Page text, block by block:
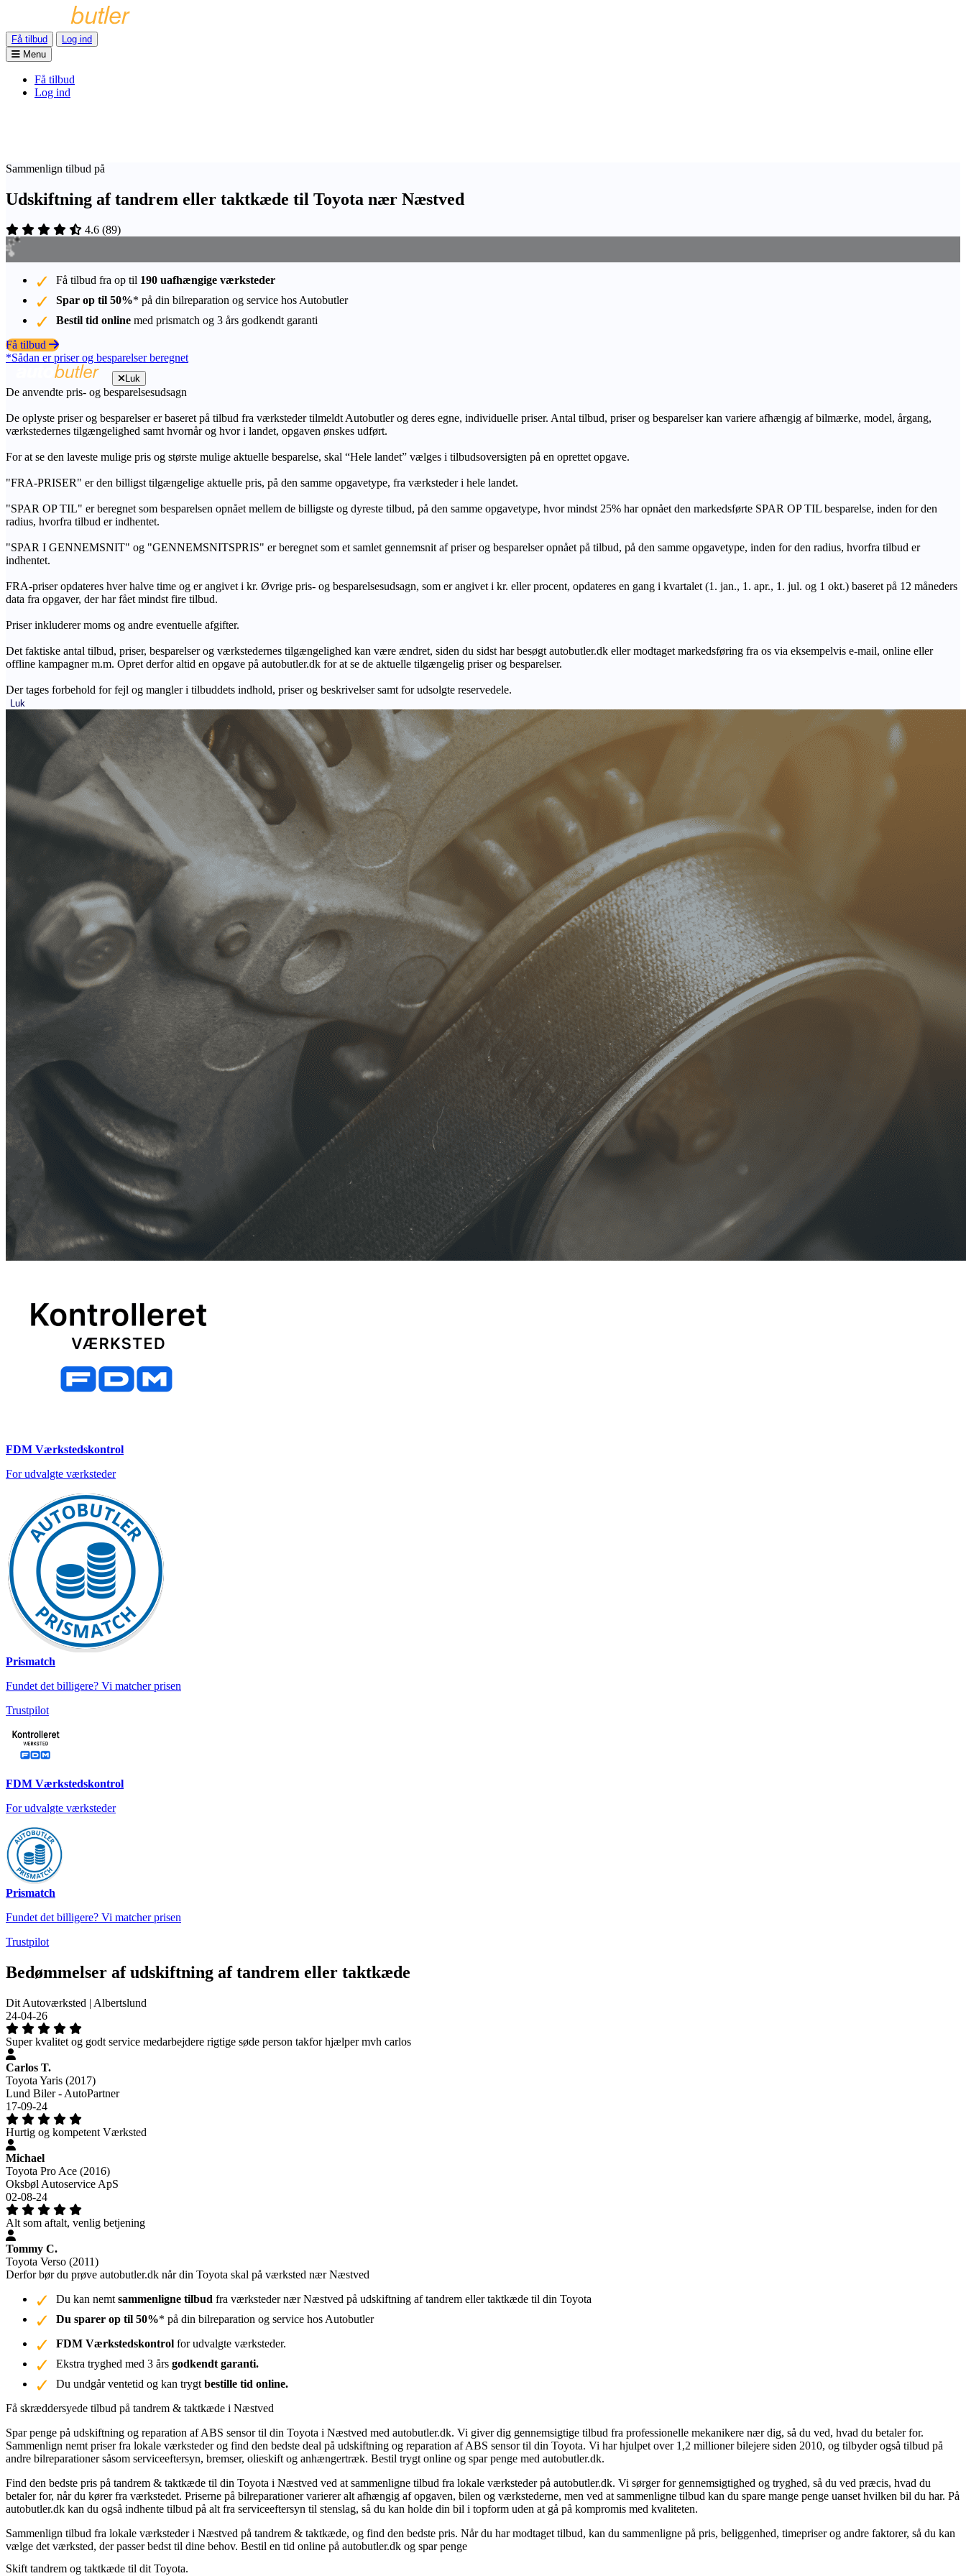
Få tilbud
Log ind
Menu
Få tilbud
Log ind
Sammenlign tilbud på
Udskiftning af tandrem eller taktkæde til Toyota nær Næstved
4.6 (89)
Få tilbud fra op til 190 uafhængige værksteder
Spar op til 50%* på din bilreparation og service hos Autobutler
Bestil tid online med prismatch og 3 års godkendt garanti
Få tilbud
*Sådan er priser og besparelser beregnet
Luk
De anvendte pris- og besparelsesudsagn
De oplyste priser og besparelser er baseret på tilbud fra værksteder tilmeldt Autobutler og deres egne, individuelle priser. Antal tilbud, priser og besparelser kan variere afhængig af bilmærke, model, årgang,
værkstedernes tilgængelighed samt hvornår og hvor i landet, opgaven ønskes udført.
For at se den laveste mulige pris og største mulige aktuelle besparelse, skal “Hele landet” vælges i tilbudsoversigten på en oprettet opgave.
"FRA-PRISER" er den billigst tilgængelige aktuelle pris, på den samme opgavetype, fra værksteder i hele landet.
"SPAR OP TIL" er beregnet som besparelsen opnået mellem de billigste og dyreste tilbud, på den samme opgavetype, hvor mindst 25% har opnået den markedsførte SPAR OP TIL besparelse, inden for den
radius, hvorfra tilbud er indhentet.
"SPAR I GENNEMSNIT" og "GENNEMSNITSPRIS" er beregnet som et samlet gennemsnit af priser og besparelser opnået på tilbud, på den samme opgavetype, inden for den radius, hvorfra tilbud er
indhentet.
FRA-priser opdateres hver halve time og er angivet i kr. Øvrige pris- og besparelsesudsagn, som er angivet i kr. eller procent, opdateres en gang i kvartalet (1. jan., 1. apr., 1. jul. og 1 okt.) baseret på 12 måneders
data fra opgaver, der har fået mindst fire tilbud.
Priser inkluderer moms og andre eventuelle afgifter.
Det faktiske antal tilbud, priser, besparelser og værkstedernes tilgængelighed kan være ændret, siden du sidst har besøgt autobutler.dk eller modtaget markedsføring fra os via eksempelvis e-mail, online eller
offline kampagner m.m. Opret derfor altid en opgave på autobutler.dk for at se de aktuelle tilgængelig priser og besparelser.
Der tages forbehold for fejl og mangler i tilbuddets indhold, priser og beskrivelser samt for udsolgte reservedele.
Luk
FDM Værkstedskontrol
For udvalgte værksteder
Prismatch
Fundet det billigere? Vi matcher prisen
Trustpilot
FDM Værkstedskontrol
For udvalgte værksteder
Prismatch
Fundet det billigere? Vi matcher prisen
Trustpilot
Bedømmelser af udskiftning af tandrem eller taktkæde
Dit Autoværksted | Albertslund
24-04-26
Super kvalitet og godt service medarbejdere rigtige søde person takfor hjælper mvh carlos
Carlos T.
Toyota Yaris (2017)
Lund Biler - AutoPartner
17-09-24
Hurtig og kompetent Værksted
Michael
Toyota Pro Ace (2016)
Oksbøl Autoservice ApS
02-08-24
Alt som aftalt, venlig betjening
Tommy C.
Toyota Verso (2011)
Derfor bør du prøve autobutler.dk når din Toyota skal på værksted nær Næstved
Du kan nemt sammenligne tilbud fra værksteder nær Næstved på udskiftning af tandrem eller taktkæde til din Toyota
Du sparer op til 50%* på din bilreparation og service hos Autobutler
FDM Værkstedskontrol for udvalgte værksteder.
Ekstra tryghed med 3 års godkendt garanti.
Du undgår ventetid og kan trygt bestille tid online.
Få skræddersyede tilbud på tandrem & taktkæde i Næstved
Spar penge på udskiftning og reparation af ABS sensor til din Toyota i Næstved med autobutler.dk. Vi giver dig gennemsigtige tilbud fra professionelle mekanikere nær dig, så du ved, hvad du betaler for.
Sammenlign nemt priser fra lokale værksteder og find den bedste deal på udskiftning og reparation af ABS sensor til din Toyota. Vi har hjulpet over 1,2 millioner bilejere siden 2010, og tilbyder også tilbud på
andre bilreparationer såsom serviceeftersyn, bremser, olieskift og anhængertræk. Bestil trygt online og spar penge med autobutler.dk.
Find den bedste pris på tandrem & taktkæde til din Toyota i Næstved ved at sammenligne tilbud fra lokale værksteder på autobutler.dk. Vi sørger for gennemsigtighed og tryghed, så du ved præcis, hvad du
betaler for, når du kører fra værkstedet. Priserne på bilreparationer varierer alt afhængig af opgaven, bilen og værkstederne, men ved at sammenligne tilbud kan du spare mange penge uanset hvilken bil du har. På
autobutler.dk kan du også indhente tilbud på alt fra serviceeftersyn til stenslag, så du kan holde din bil i topform uden at gå på kompromis med kvaliteten.
Sammenlign tilbud fra lokale værksteder i Næstved på tandrem & taktkæde, og find den bedste pris. Når du har modtaget tilbud, kan du sammenligne på pris, beliggenhed, timepriser og andre faktorer, så du kan
vælge det værksted, der passer bedst til dine behov. Bestil en tid online på autobutler.dk og spar penge
Skift tandrem og taktkæde til dit Toyota.